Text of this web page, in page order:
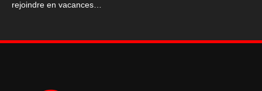
rejoindre en vacances…